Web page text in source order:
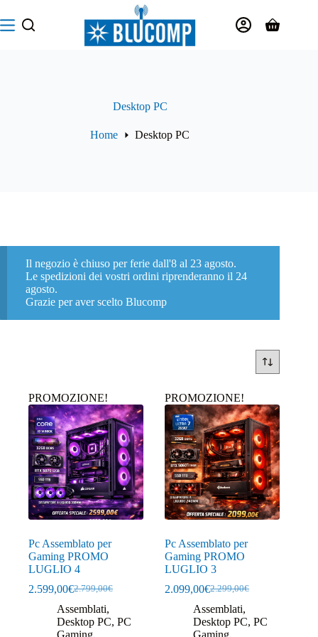
al
contenuto
Carrello
Desktop PC
Home Desktop PC
Il negozio è chiuso per ferie dall'8 al 23 agosto.
Le spedizioni dei vostri ordini riprenderanno il 24
agosto.
Grazie per aver scelto Blucomp
PROMOZIONE!
Pc Assemblato per
Gaming PROMO
LUGLIO 4
2.799,00€
Il
prezzo
originale
era:
2.599,00€Il
prezzo
attuale
è:
Assemblati,
Desktop PC, PC
Gaming,
PROMOZIONE!
Pc Assemblato per
Gaming PROMO
LUGLIO 3
2.299,00€
Il
prezzo
originale
era:
2.099,00€Il
prezzo
attuale
è:
Assemblati,
Desktop PC,PC
Gaming,